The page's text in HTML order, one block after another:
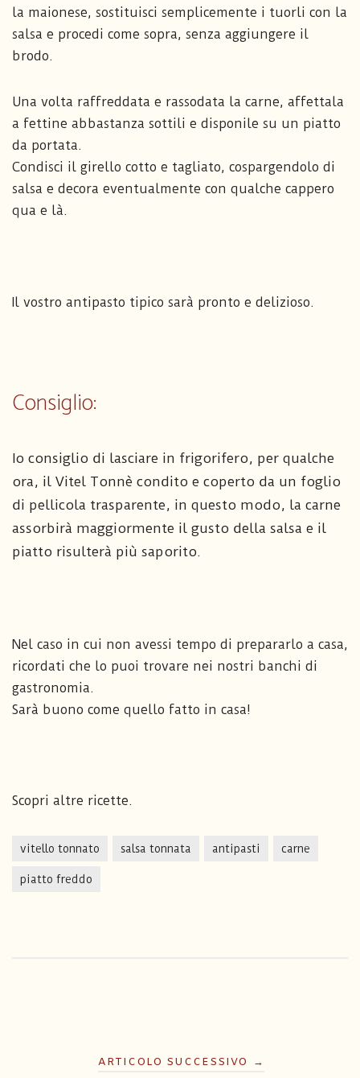
la maionese, sostituisci semplicemente i tuorli con la
salsa e procedi come sopra, senza aggiungere il
brodo.
Una volta raffreddata e rassodata la carne, affettala
a fettine abbastanza sottili e disponile su un piatto
da portata.
Condisci il girello cotto e tagliato, cospargendolo di
salsa e decora eventualmente con qualche cappero
qua e là.
Il vostro antipasto tipico sarà pronto e delizioso.
Consiglio:
Io consiglio di lasciare in frigorifero, per qualche
ora, il Vitel Tonnè condito e coperto da un foglio
di pellicola trasparente, in questo modo, la carne
assorbirà maggiormente il gusto della salsa e il
piatto risulterà più saporito.
Nel caso in cui non avessi tempo di prepararlo a casa,
ricordati che lo puoi trovare nei nostri banchi di
gastronomia.
Sarà buono come quello fatto in casa!
Scopri altre ricette.
vitello tonnato salsa tonnata antipasti carne
piatto freddo
ARTICOLO SUCCESSIVO →